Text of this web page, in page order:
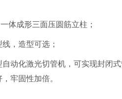
体成形三面压圆筋立柱；
，造型可选；
自动化激光切管机，可实现封闭
牢固性加倍。